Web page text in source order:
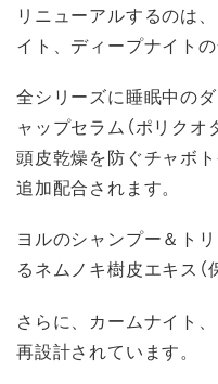
リニューアルするのは
イト、ディープナイトの
全シリーズに睡眠中の
ャップセラム（ポリク
頭皮乾燥を防ぐチャボト
追加配合されます。
ヨルのシャンプー＆ト
るネムノキ樹皮エキス（
さらに、カームナイト
再設計されています。